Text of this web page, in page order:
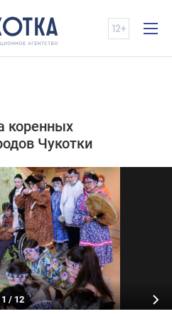
коренных
Чукотки
1 / 12